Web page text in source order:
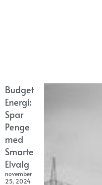
Budget
Energi:
Spar
Penge
med
Smarte
Elvalg
november
25, 2024